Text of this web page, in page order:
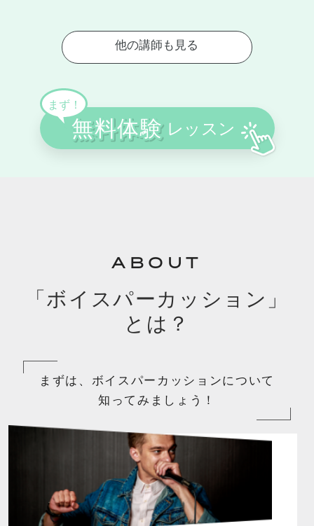
ABOUT
「ボイスパーカッション」
とは？
まずは、ボイスパーカッションについて
知ってみましょう！